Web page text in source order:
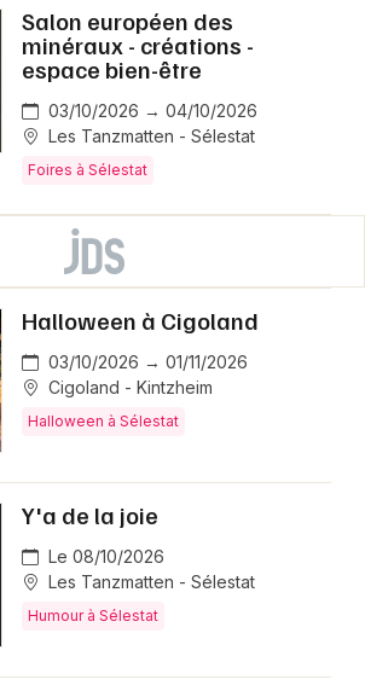
Salon européen des
minéraux - créations -
espace bien-être
03/10/2026 → 04/10/2026
Les Tanzmatten - Sélestat
Foires à Sélestat
Halloween à Cigoland
03/10/2026 → 01/11/2026
Cigoland - Kintzheim
Halloween à Sélestat
Y'a de la joie
Le 08/10/2026
Les Tanzmatten - Sélestat
Humour à Sélestat